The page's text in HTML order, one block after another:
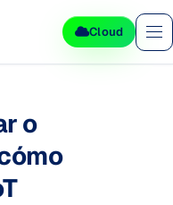
Cloud
o